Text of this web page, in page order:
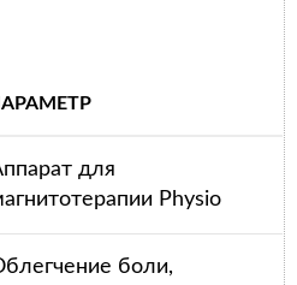
для
Physio
боли,